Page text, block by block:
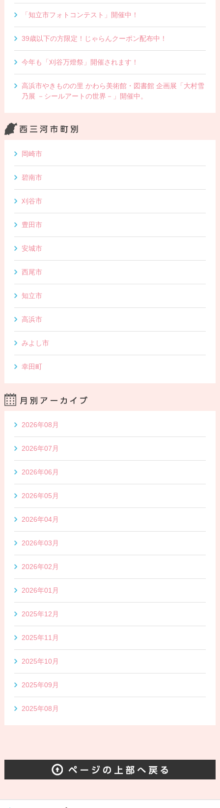
「知立市フォトコンテスト」開催中！
39歳以下の方限定！じゃらんクーポン配布中！
今年も「刈谷万燈祭」開催されます！
高浜市やきものの里 かわら美術館・図書館 企画展「大村雪
乃展 －シールアートの世界－」開催中。
岡崎市
碧南市
刈谷市
豊田市
安城市
西尾市
知立市
高浜市
みよし市
幸田町
2026年08月
2026年07月
2026年06月
2026年05月
2026年04月
2026年03月
2026年02月
2026年01月
2025年12月
2025年11月
2025年10月
2025年09月
2025年08月